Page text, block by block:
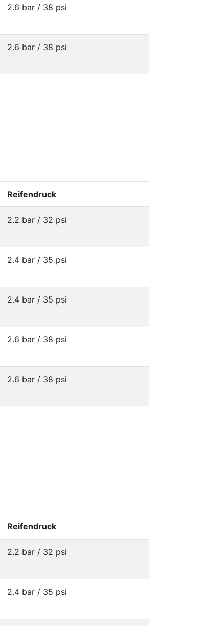
2.6 bar / 38 psi
2.6 bar / 38 psi
Reifendruck
2.2 bar / 32 psi
2.4 bar / 35 psi
2.4 bar / 35 psi
2.6 bar / 38 psi
2.6 bar / 38 psi
Reifendruck
2.2 bar / 32 psi
2.4 bar / 35 psi